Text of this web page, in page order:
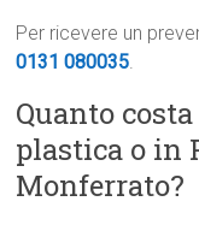
Per ricevere un
0131 080035.
Quanto
plastica o in
Monferrato?